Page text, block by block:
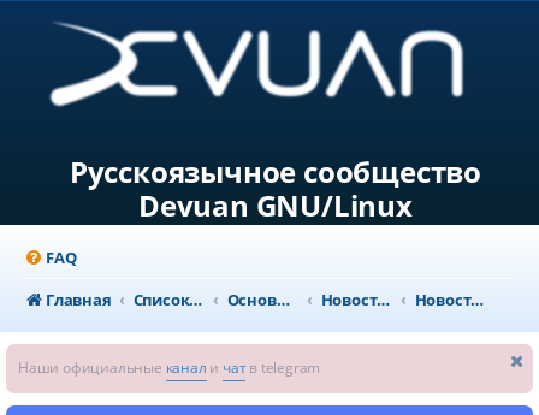
Русскоязычное сообщество
Devuan GNU/Linux
FAQ
Главная
Список форумов Основной раздел Новости и объявления Новости из мира GNU/Linux
Наши официальные канал и чатв telegram